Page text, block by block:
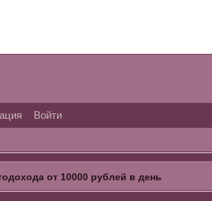
Войти
от 10000 рублей в день